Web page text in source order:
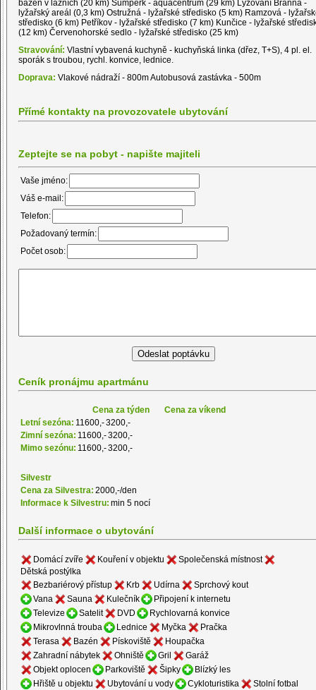
bazén v lázních (20 km) Šumperk - aquacentrum (29 km) Lyžování Branná -
lyžařský areál (0,3 km) Ostružná - lyžařské středisko (5 km) Ramzová -
středisko (6 km) Petříkov - lyžařské středisko (7 km) Kunčice - lyžařské
(12 km) Červenohorské sedlo - lyžařské středisko (25 km)
Stravování: Vlastní vybavená kuchyně - kuchyňská linka (dřez, T+S), 4 pl. el.
sporák s troubou, rychl. konvice, lednice.
Doprava: Vlakové nádraží - 800m Autobusová zastávka - 500m
Přímé kontakty na provozovatele ubytování
Zeptejte se na pobyt - napište majiteli
Vaše jméno:
Váš e-mail:
Telefon:
Požadovaný termín:
Počet osob:
Ceník pronájmu apartmánu
Cena za týden
Cena za víkend
Letní sezóna: 11600,-3200,-
Zimní sezóna: 11600,-3200,-
Mimo sezónu: 11600,-3200,-
Silvestr
Cena za Silvestra: 2000,-/den
Informace k Silvestru: min 5 nocí
Další informace o ubytování
Domácí zvíře Kouření v objektu
Společenská místnost
Dětská postýlka
Bezbariérový přístup
Krb Udírna
Sprchový kout
Vana
Sauna Kulečník
Připojení k internetu
Televize
Satelit DVD
Rychlovarná konvice
Mikrovlnná trouba
Lednice Myčka
Pračka
Terasa
Bazén Pískoviště
Houpačka
Zahradní nábytek
Ohniště Gril
Garáž
Objekt oplocen
Parkoviště Šipky
Blízký les
Hřiště u objektu
Ubytování u vody Cykloturistika Stolní fotbal